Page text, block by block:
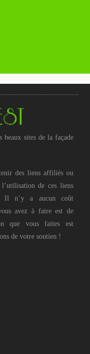
sites de la façade
des liens affiliés ou
de ces liens
Il n’y a aucun coût
avez à faire est de
que vous faites est
de votre soutien !